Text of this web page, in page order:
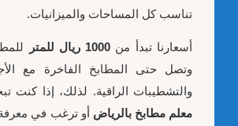
تناسب كل المساحات والميزانيات.
أسعارنا تبدأ من 1000 ريال للمتر
وتصل حتى المطابخ الفاخرة مع
والتشطيبات الراقية. لذلك، إذا كنت
معلم مطابخ بالرياض أو ترغب في